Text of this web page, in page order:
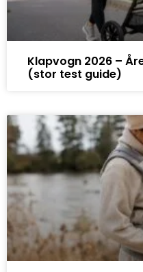
Klapvogn 2026 –
(stor test guide)